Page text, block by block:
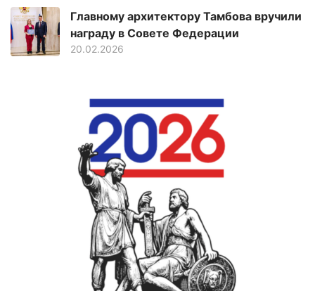
Главному архитектору Тамбова вручили
награду в Совете Федерации
20.02.2026